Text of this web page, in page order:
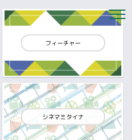
フィーチャー
シネマミタイナ